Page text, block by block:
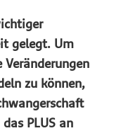
gelegt. Um
zu können,
PLUS an